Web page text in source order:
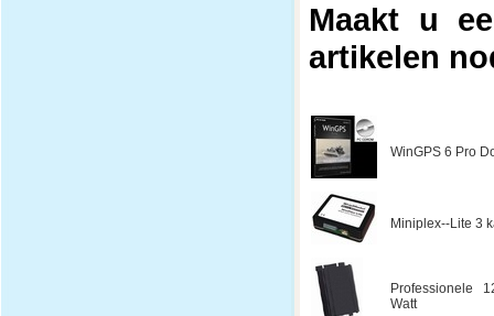
Maakt u
artikelen
WinGPS 6 Pro
Miniplex--Lite 3
Professionele
Watt